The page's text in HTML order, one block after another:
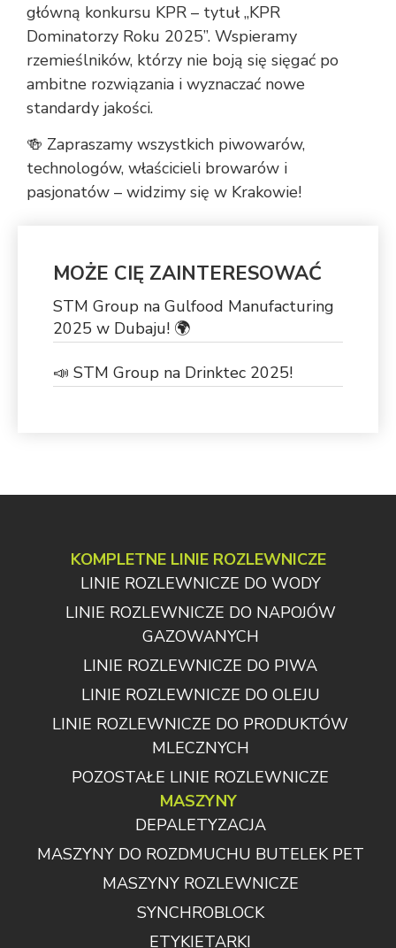
główną konkursu KPR – tytuł „KPR
Dominatorzy Roku 2025”. Wspieramy
rzemieślników, którzy nie boją się sięgać po
ambitne rozwiązania i wyznaczać nowe
standardy jakości.
🍻 Zapraszamy wszystkich piwowarów,
technologów, właścicieli browarów i
pasjonatów – widzimy się w Krakowie!
MOŻE CIĘ ZAINTERESOWAĆ
STM Group na Gulfood Manufacturing
2025 w Dubaju! 🌍
📣 STM Group na Drinktec 2025!
KOMPLETNE LINIE ROZLEWNICZE
LINIE ROZLEWNICZE DO WODY
LINIE ROZLEWNICZE DO NAPOJÓW
GAZOWANYCH
LINIE ROZLEWNICZE DO PIWA
LINIE ROZLEWNICZE DO OLEJU
LINIE ROZLEWNICZE DO PRODUKTÓW
MLECZNYCH
POZOSTAŁE LINIE ROZLEWNICZE
MASZYNY
DEPALETYZACJA
MASZYNY DO ROZDMUCHU BUTELEK PET
MASZYNY ROZLEWNICZE
SYNCHROBLOCK
ETYKIETARKI